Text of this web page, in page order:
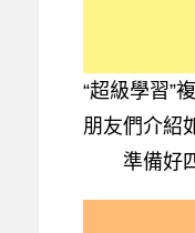
“超級學習”
朋友們介紹
準備好四